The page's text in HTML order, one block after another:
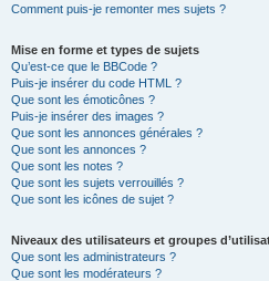
Comment puis-je remonter mes sujets ?
Mise en forme et types de sujets
Qu’est-ce que le BBCode ?
Puis-je insérer du code HTML ?
Que sont les émoticônes ?
Puis-je insérer des images ?
Que sont les annonces générales ?
Que sont les annonces ?
Que sont les notes ?
Que sont les sujets verrouillés ?
Que sont les icônes de sujet ?
Niveaux des utilisateurs et groupes
Que sont les administrateurs ?
Que sont les modérateurs ?